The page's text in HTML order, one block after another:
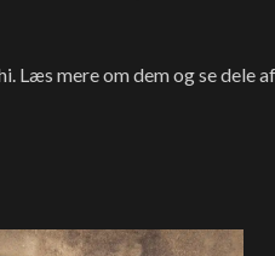
Læs mere om dem og se dele af